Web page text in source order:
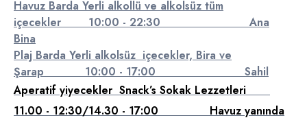
Havuz Barda Yerli alkollü ve alkolsüz tüm
içecekler 10:00 - 22:30 Ana
Bina
Plaj Barda Yerli alkolsüz içecekler, Bira ve
Şarap 10:00 - 17:00 Sahil
Aperatif yiyecekler Snack’s Sokak Lezzetleri
11.00 - 12:30/14.30 - 17:00 Havuz yanında